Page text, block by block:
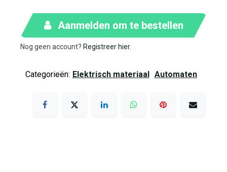
Aanmelden om te bestellen
Nog geen account? Registreer hier.
Categorieën: Automaten
Elektrisch materiaal